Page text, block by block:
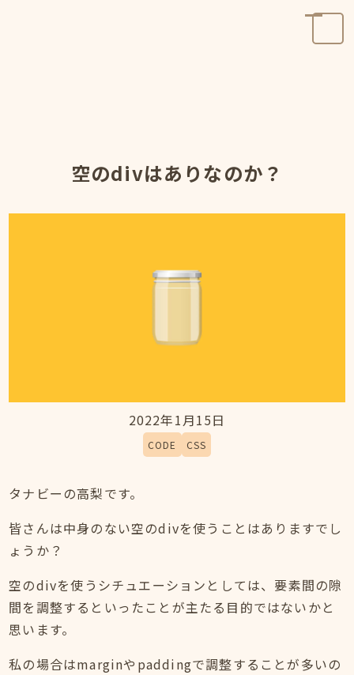
空のdivはありなのか？
2022年1月15日
CODE CSS
タナビーの高梨です。
皆さんは中身のない空のdivを使うことはありますでし
ょうか？
空のdivを使うシチュエーションとしては、要素間の隙
間を調整するといったことが主たる目的ではないかと
思います。
私の場合はmarginやpaddingで調整することが多いの